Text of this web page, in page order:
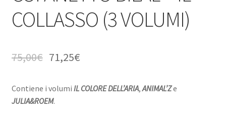
COLLASSO (3 VOLUMI)
75,00€ 71,25€
Contiene i volumi IL COLORE DELL’ARIA,ANIMAL’Ze
JULIA&ROEM.